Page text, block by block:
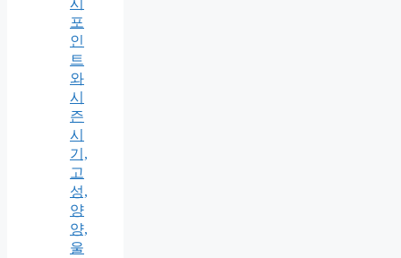
시
포
인
트
와
시
즌
시
기,
고
성,
양
양,
울